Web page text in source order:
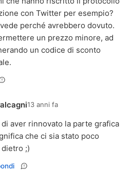
con Twitter per esempio?
perché avrebbero dovuto.
un prezzo minore, ad
un codice di sconto
13 anni fa
aver rinnovato la parte grafica
che ci sia stato poco
;)